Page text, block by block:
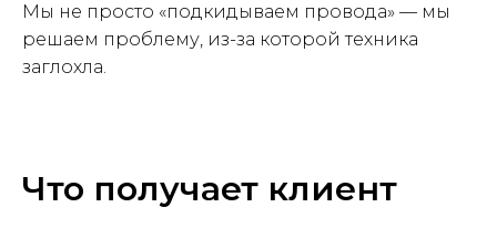
Мы не просто «подкидываем провода» — мы
решаем проблему, из-за которой техника
заглохла.
Что получает клиент